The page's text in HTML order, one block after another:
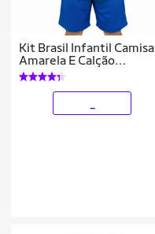
Kit Brasil Infantil Camisa
Amarela E Calção
Torcedor Azul